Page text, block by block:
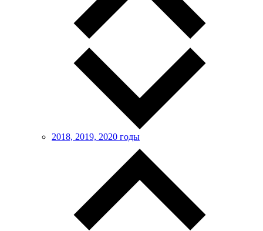
2018, 2019, 2020 годы